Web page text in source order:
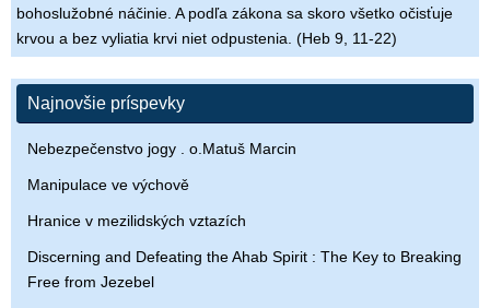
bohoslužobné náčinie. A podľa zákona sa skoro všetko očisťuje
krvou a bez vyliatia krvi niet odpustenia. (Heb 9, 11-22)
Najnovšie príspevky
Nebezpečenstvo jogy . o.Matuš Marcin
Manipulace ve výchově
Hranice v mezilidských vztazích
Discerning and Defeating the Ahab Spirit : The Key to Breaking
Free from Jezebel